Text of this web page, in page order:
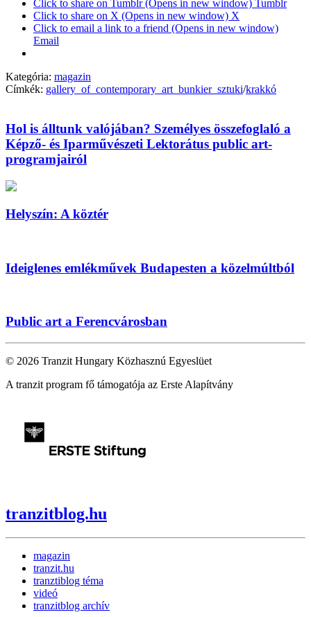
Click to share on Tumblr (Opens in new window) Tumblr
Click to share on X (Opens in new window) X
Click to email a link to a friend (Opens in new window)
Email
Kategória: magazin
Címkék: gallery_of_contemporary_art_bunkier_sztuki/krakkó
Hol is álltunk valójában? Személyes összefoglaló a
Képző- és Iparművészeti Lektorátus public art-
programjairól
Helyszín: A köztér
Ideiglenes emlékművek Budapesten a közelmúltból
Public art a Ferencvárosban
© 2026 Tranzit Hungary Közhasznú Egyeslüet
A tranzit program fő támogatója az Erste Alapítvány
tranzitblog.hu
magazin
tranzit.hu
tranztiblog téma
videó
tranzitblog archív